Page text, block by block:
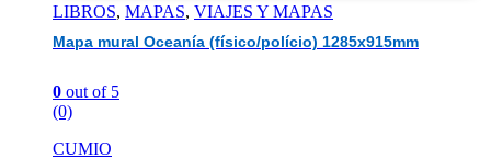
LIBROS, MAPAS, VIAJES Y MAPAS
Mapa mural Oceanía (físico/polício) 1285x915mm
0 out of 5
(0)
CUMIO